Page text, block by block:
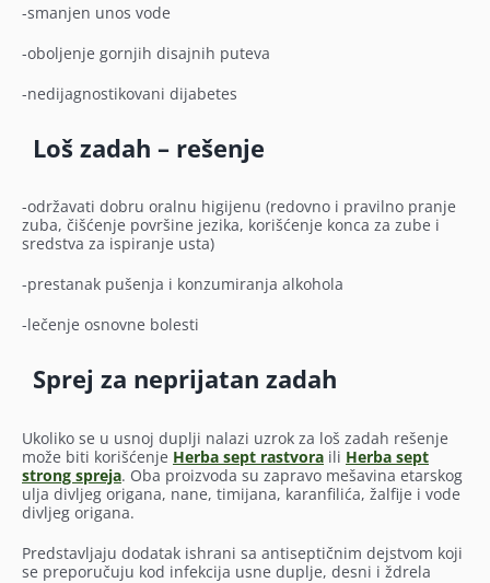
-smanjen unos vode
-oboljenje gornjih disajnih puteva
-nedijagnostikovani dijabetes
Loš zadah – rešenje
-održavati dobru oralnu higijenu (redovno i pravilno pranje
zuba, čišćenje površine jezika, korišćenje konca za zube i
sredstva za ispiranje usta)
-prestanak pušenja i konzumiranja alkohola
-lečenje osnovne bolesti
Sprej za neprijatan zadah
Ukoliko se u usnoj duplji nalazi uzrok za loš zadah rešenje
može biti korišćenje Herba sept rastvora ili Herba sept
strong spreja. Oba proizvoda su zapravo mešavina etarskog
ulja divljeg origana, nane, timijana, karanfilića, žalfije i vode
divljeg origana.
Predstavljaju dodatak ishrani sa antiseptičnim dejstvom koji
se preporučuju kod infekcija usne duplje, desni i ždrela